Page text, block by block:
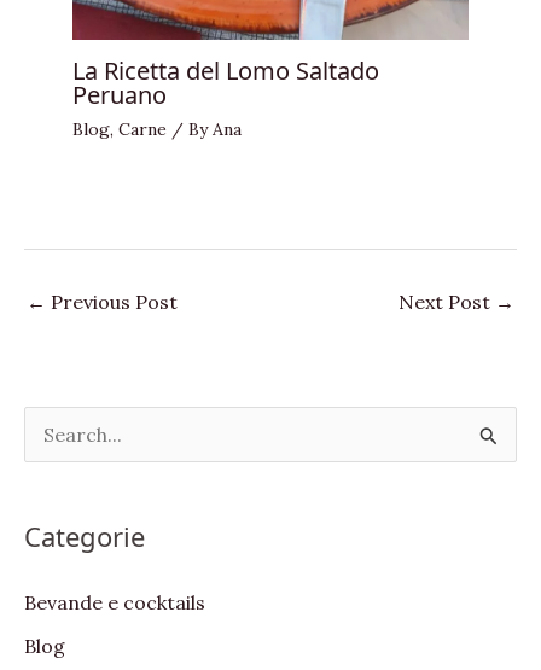
La Ricetta del Lomo Saltado
Peruano
Blog, Carne / ByAna
← Previous Post Next Post →
e
r
h
f
Categorie
Bevande e cocktails
Blog